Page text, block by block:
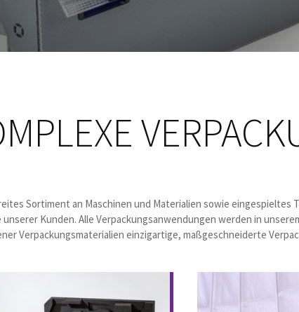
Sortiment an Maschinen und Materialien sowie
Kunden. Alle Verpackungsanwendungen werden in
Verpackungsmaterialien einzigartige, maßgeschneiderte